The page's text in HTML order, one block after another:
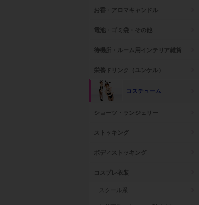
お香・アロマキャンドル
電池・ゴミ袋・その他
待機所・ルーム用インテリア雑貨
栄養ドリンク（ユンケル）
コスチューム
ショーツ・ランジェリー
ストッキング
ボディストッキング
コスプレ衣装
スクール系